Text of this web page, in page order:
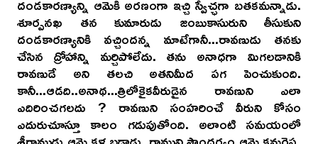
శూర్పనఖ తన కుమారుడు జంబుకాసురుని తీసుకుని
దండకారణ్యానికి వచ్చిందన్న మాటేగానీ...రావణుడు తనకు
చేసిన ద్రోహాన్ని మర్చిపోలేదు. తను అనాధగా మిగలడానికి
రావణుడే అని తలచి అతనిమీద పగ పెంచుకుంది.
కానీ...ఆడది..అనాథ...త్రిలోకైకవీరుడైన రావణుని ఎలా
ఎదిరించగలదు ? రావణుని సంహరించే వీరుని కోసం
ఎదురుచూస్తూ కాలం గడుపుతోంది. అలాంటి సమయంలో